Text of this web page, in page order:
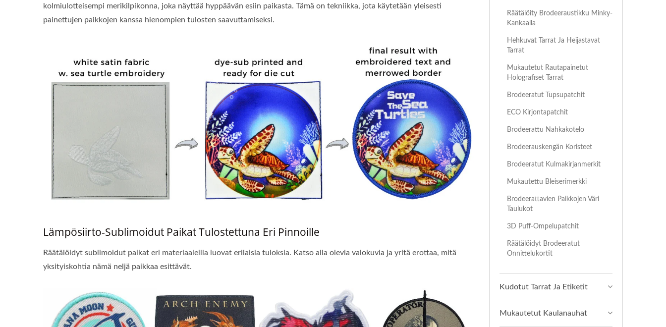
kolmiulotteisempi merikilpikonna, joka näyttää hyppäävän esiin paikasta. Tämä on tekniikka, jota käytetään yleisesti
painettujen paikkojen kanssa hienompien tulosten saavuttamiseksi.
Lämpösiirto-Sublimoidut Paikat Tulostettuna Eri Pinnoille
Räätälöidyt sublimoidut paikat eri materiaaleilla luovat erilaisia tuloksia. Katso alla olevia valokuvia ja yritä erottaa, mitä
yksityiskohtia nämä neljä paikkaa esittävät.
Räätälöity Brodeeraustikku Minky-
Kankaalla
Hehkuvat Tarrat Ja Heijastavat
Tarrat
Mukautetut Rautapainetut
Holografiset Tarrat
Brodeeratut Tupsupatchit
ECO Kirjontapatchit
Brodeerattu Nahkakotelo
Brodeerauskengän Koristeet
Brodeeratut Kulmakirjanmerkit
Mukautettu Bleiserimerkki
Brodeerattavien Paikkojen Väri
Taulukot
3D Puff-Ompelupatchit
Räätälöidyt Brodeeratut
Onnittelukortit
Kudotut Tarrat Ja Etiketit
Mukautetut Kaulanauhat